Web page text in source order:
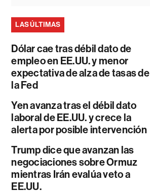
LAS ÚLTIMAS
Dólar cae tras débil dato de
empleo en EE.UU. y menor
expectativa de alza de tasas de
la Fed
Yen avanza tras el débil dato
laboral de EE.UU. y crece la
alerta por posible intervención
Trump dice que avanzan las
negociaciones sobre Ormuz
mientras Irán evalúa veto a
EE.UU.